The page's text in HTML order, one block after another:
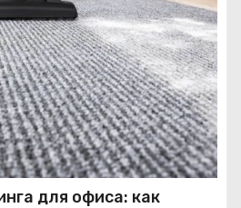
для офиса: как